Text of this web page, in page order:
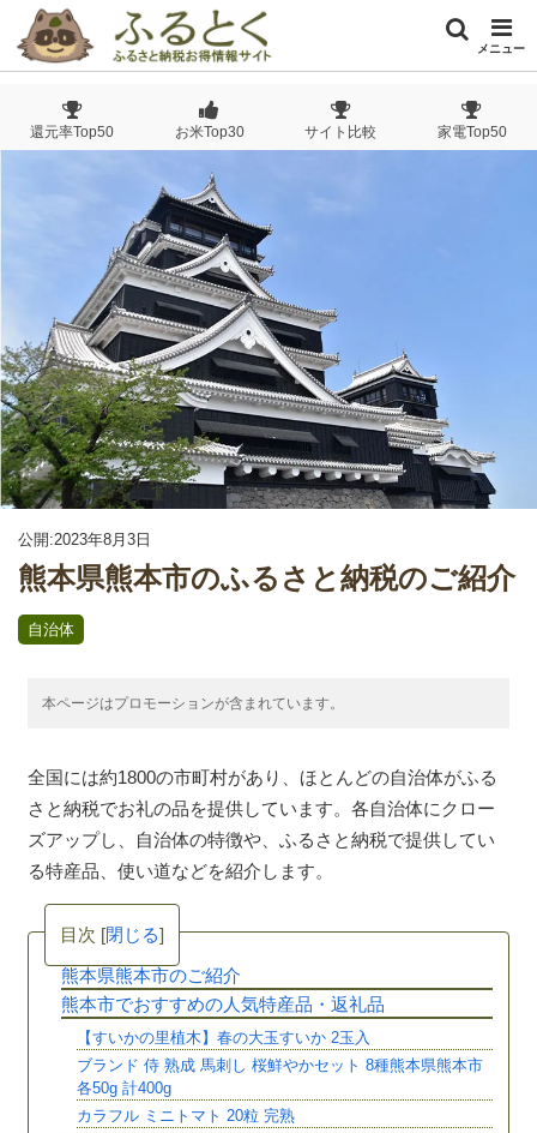
メニュー
還元率Top50 お米Top30 サイト比較 家電Top50
公開:2023年8月3日
熊本県熊本市のふるさと納税のご紹介
自治体
本ページはプロモーションが含まれています。
全国には約1800の市町村があり、ほとんどの自治体がふる
さと納税でお礼の品を提供しています。各自治体にクロー
ズアップし、自治体の特徴や、ふるさと納税で提供してい
る特産品、使い道などを紹介します。
目次 [閉じる]
熊本県熊本市のご紹介
熊本市でおすすめの人気特産品・返礼品
【すいかの里植木】春の大玉すいか 2玉入
ブランド 侍 熟成 馬刺し 桜鮮やかセット 8種熊本県熊本市
各50g 計400g
カラフル ミニトマト 20粒 完熟